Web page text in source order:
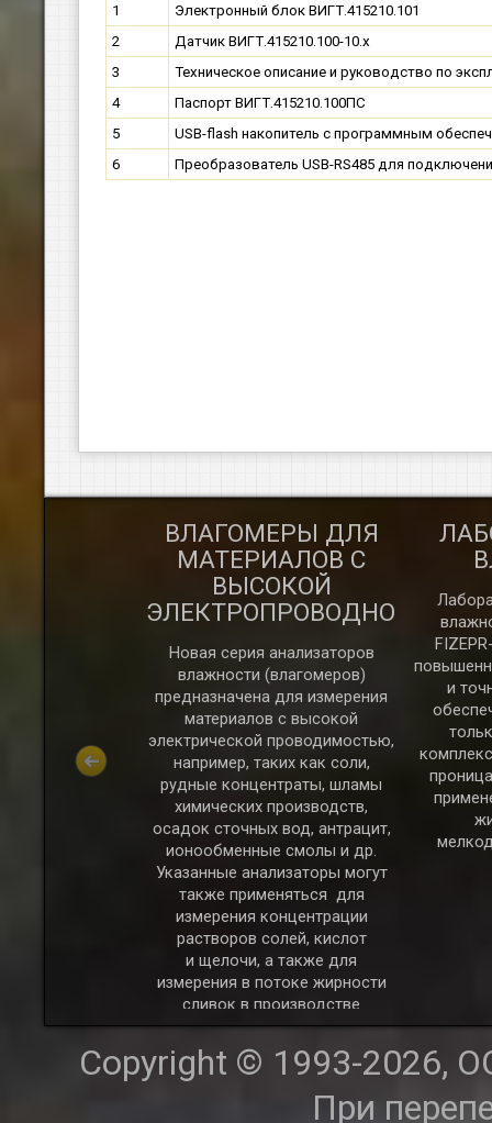
1
Электронный блок ВИГТ.415210.101
2
Датчик ВИГТ.415210.100-10.х
3
Техническое описание и руководство по
4
Паспорт ВИГТ.415210.100ПС
5
USB-flash накопитель с программным
6
Преобразователь USB-RS485 для
FIZEPR-
продукты
ВЛАГОМЕРЫ ДЛЯ
МАТЕРИАЛОВ С
ВЫСОКОЙ
ЭЛЕКТРОПРОВОДНОСТЬЮ
Новая серия анализаторов
влажности (влагомеров)
предназначена для измерения
материалов с высокой
электрической проводимостью,
например, таких как соли,
рудные концентраты, шламы
химических производств,
осадок сточных вод, антрацит,
ионообменные смолы и др.
Указанные анализаторы могут
также применяться для
измерения концентрации
растворов солей, кислот
и щелочи, а также для
измерения в потоке жирности
сливок в производстве
сливочного масла.
и
Copyright © 1993-2026,
При